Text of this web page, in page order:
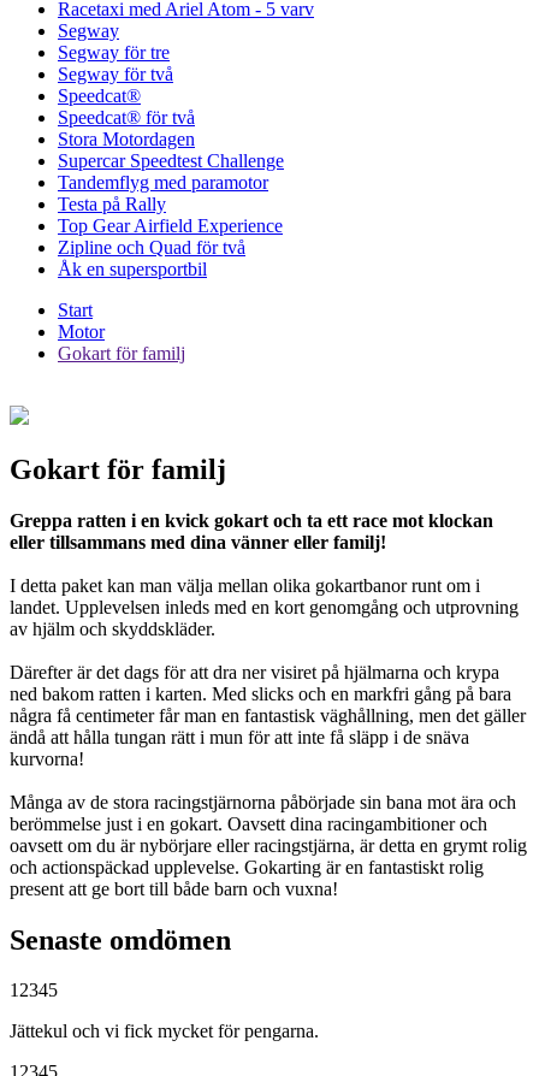
Racetaxi med Ariel Atom - 5 varv
Segway
Segway för tre
Segway för två
Speedcat®
Speedcat® för två
Stora Motordagen
Supercar Speedtest Challenge
Tandemflyg med paramotor
Testa på Rally
Top Gear Airfield Experience
Zipline och Quad för två
Åk en supersportbil
Start
Motor
Gokart för familj
Gokart för familj
Greppa ratten i en kvick gokart och ta ett race mot klockan
eller tillsammans med dina vänner eller familj!
I detta paket kan man välja mellan olika gokartbanor runt om i
landet. Upplevelsen inleds med en kort genomgång och utprovning
av hjälm och skyddskläder.
Därefter är det dags för att dra ner visiret på hjälmarna och krypa
ned bakom ratten i karten. Med slicks och en markfri gång på bara
några få centimeter får man en fantastisk väghållning, men det gäller
ändå att hålla tungan rätt i mun för att inte få släpp i de snäva
kurvorna!
Många av de stora racingstjärnorna påbörjade sin bana mot ära och
berömmelse just i en gokart. Oavsett dina racingambitioner och
oavsett om du är nybörjare eller racingstjärna, är detta en grymt rolig
och actionspäckad upplevelse. Gokarting är en fantastiskt rolig
present att ge bort till både barn och vuxna!
Senaste omdömen
12345
Jättekul och vi fick mycket för pengarna.